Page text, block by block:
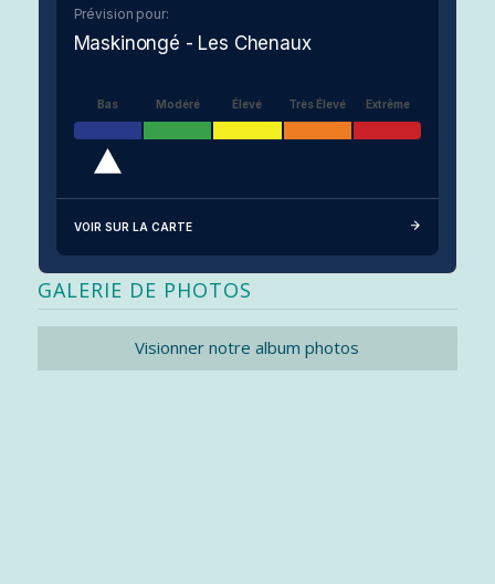
Prévision pour:
Maskinongé - Les Chenaux
Bas Modéré Élevé Très Élevé Extrême
VOIR SUR LA CARTE
GALERIE DE PHOTOS
Visionner notre album photos